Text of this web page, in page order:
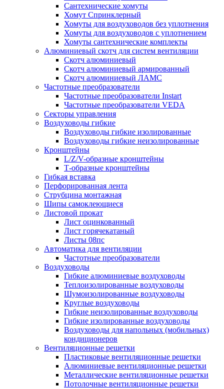
Сантехнические хомуты
Хомут Спринклерный
Хомуты для воздуховодов без уплотнения
Хомуты для воздуховодов с уплотнением
Хомуты сантехнические комплекты
Алюминиевый скотч для систем вентиляции
Скотч алюминиевый
Скотч алюминиевый армированный
Скотч алюминиевый ЛАМС
Частотные преобразователи
Частотные преобразователи Instart
Частотные преобразователи VEDA
Секторы управления
Воздуховоды гибкие
Воздуховоды гибкие изолированные
Воздуховоды гибкие неизолированные
Кронштейны
L/Z/V-образные кронштейны
Т-образные кронштейны
Гибкая вставка
Перфорированная лента
Струбцина монтажная
Шипы самоклеющиеся
Листовой прокат
Лист оцинкованный
Лист горячекатаный
Листы 08пс
Автоматика для вентиляции
Частотные преобразователи
Воздуховоды
Гибкие алюминиевые воздуховоды
Теплоизолированные воздуховоды
Шумоизолированные воздуховоды
Круглые воздуховоды
Гибкие неизолированные воздуховоды
Гибкие изолированные воздуховоды
Воздуховоды для напольных (мобильных)
кондиционеров
Вентиляционные решетки
Пластиковые вентиляционные решетки
Алюминиевые вентиляционные решетки
Металлические вентиляционные решетки
Потолочные вентиляционные решетки